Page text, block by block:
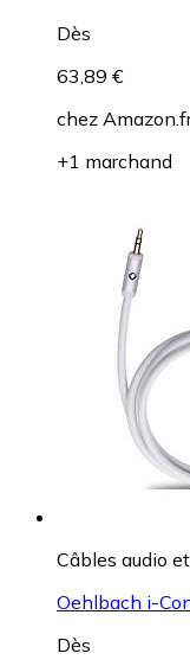
Dès
63,89 €
chez
+1 marchand
Câbles audio
Oehlbach i-
Dès